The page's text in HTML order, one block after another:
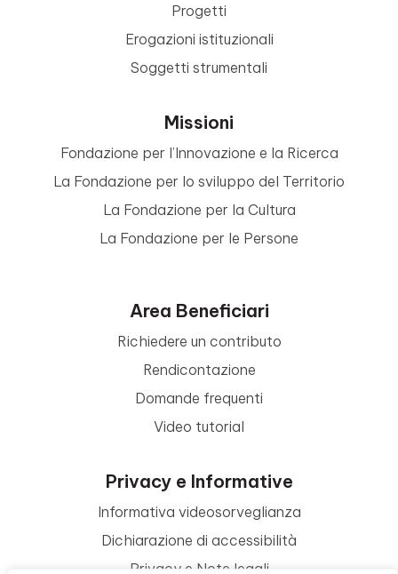
Progetti
Erogazioni istituzionali
Soggetti strumentali
Missioni
Fondazione per l’Innovazione e la Ricerca
La Fondazione per lo sviluppo del Territorio
La Fondazione per la Cultura
La Fondazione per le Persone
Area Beneficiari
Richiedere un contributo
Rendicontazione
Domande frequenti
Video tutorial
Privacy e Informative
Informativa videosorveglianza
Dichiarazione di accessibilità
Privacy e Note legali